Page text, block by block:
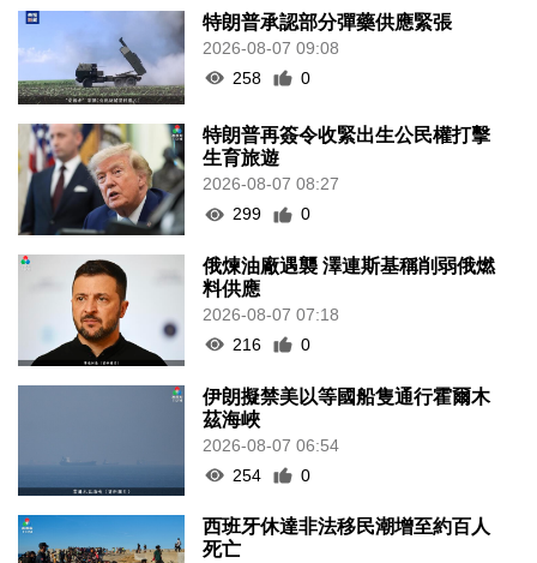
特朗普承認部分彈藥供應緊張
2026-08-07 09:08
258
0
特朗普再簽令收緊出生公民權打擊
生育旅遊
2026-08-07 08:27
299
0
俄煉油廠遇襲 澤連斯基稱削弱俄燃
料供應
2026-08-07 07:18
216
0
伊朗擬禁美以等國船隻通行霍爾木
茲海峽
2026-08-07 06:54
254
0
西班牙休達非法移民潮增至約百人
死亡